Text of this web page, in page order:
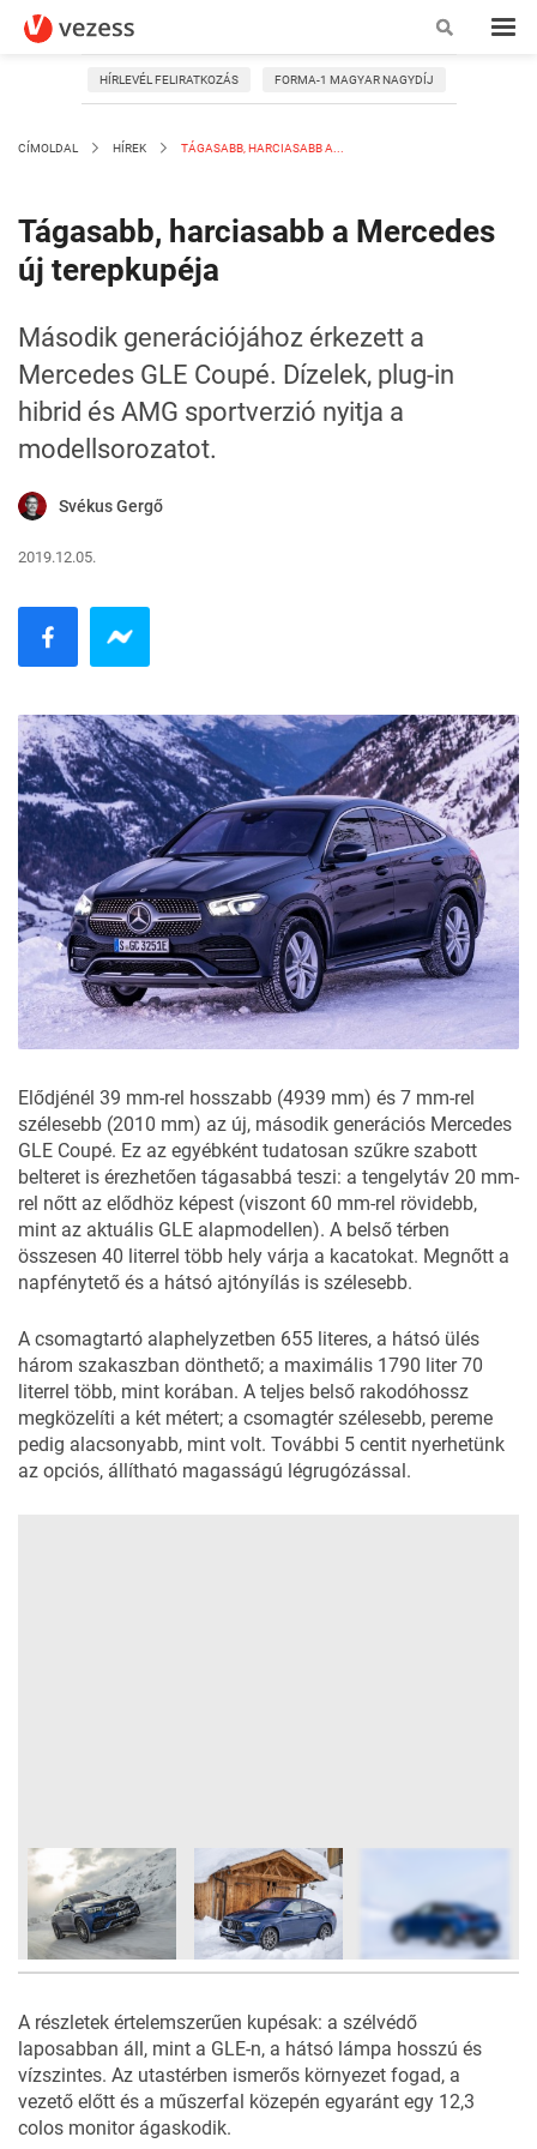
HÍRLEVÉL FELIRATKOZÁS FORMA-1 MAGYAR NAGYDÍJ
CÍMOLDAL HÍREK TÁGASABB, HARCIASABB A...
Tágasabb, harciasabb a Mercedes
új terepkupéja
Második generációjához érkezett a
Mercedes GLE Coupé. Dízelek, plug-in
hibrid és AMG sportverzió nyitja a
modellsorozatot.
Svékus Gergő
2019.12.05.
Elődjénél 39 mm-rel hosszabb (4939 mm) és 7 mm-rel
szélesebb (2010 mm) az új, második generációs Mercedes
GLE Coupé. Ez az egyébként tudatosan szűkre szabott
belteret is érezhetően tágasabbá teszi: a tengelytáv 20 mm-
rel nőtt az elődhöz képest (viszont 60 mm-rel rövidebb,
mint az aktuális GLE alapmodellen). A belső térben
összesen 40 literrel több hely várja a kacatokat. Megnőtt a
napfénytető és a hátsó ajtónyílás is szélesebb.
A csomagtartó alaphelyzetben 655 literes, a hátsó ülés
három szakaszban dönthető; a maximális 1790 liter 70
literrel több, mint korában. A teljes belső rakodóhossz
megközelíti a két métert; a csomagtér szélesebb, pereme
pedig alacsonyabb, mint volt. További 5 centit nyerhetünk
az opciós, állítható magasságú légrugózással.
A részletek értelemszerűen kupésak: a szélvédő
laposabban áll, mint a GLE-n, a hátsó lámpa hosszú és
vízszintes. Az utastérben ismerős környezet fogad, a
vezető előtt és a műszerfal közepén egyaránt egy 12,3
colos monitor ágaskodik.